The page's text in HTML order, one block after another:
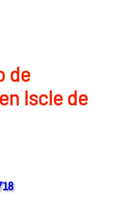
de
Iscle de